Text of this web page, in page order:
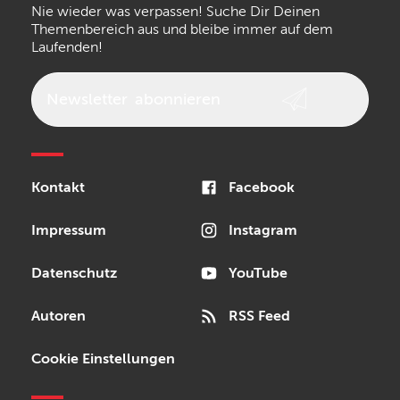
Walrus Audio Epiphone
Nie wieder was verpassen! Suche Dir Deinen
Themenbereich aus und bleibe immer auf dem
Laufenden!
Kontakt
Impressum
Datenschutz
Autoren
Cookie Einstellungen
Facebook
Instagram
YouTube
RSS Feed